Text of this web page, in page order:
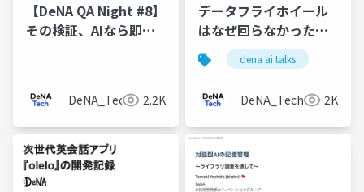
【DeNA QA Night #8】
その検証、AIなら即日
DeNA_Tech 2.2K
データフライホイール
はなぜ回らなかったの
か
dena ai talks
DeNA_Tech 2K